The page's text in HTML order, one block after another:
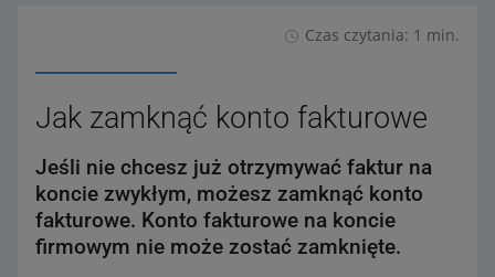
Czas czytania: 1 min.
Jak zamknąć konto fakturowe
Jeśli nie chcesz już otrzymywać faktur na
koncie zwykłym, możesz zamknąć konto
fakturowe. Konto fakturowe na koncie
firmowym nie może zostać zamknięte.